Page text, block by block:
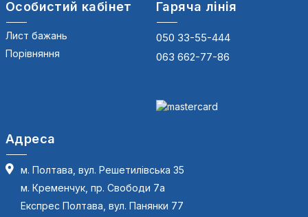
Особистий кабінет
Лист бажань
Порівняння
Гаряча лінія
050 33-55-444
063 662-77-86
Адреса
м. Полтава, вул. Решетилівська 35
м. Кременчук, пр. Свободи 7а
Експрес Полтава, вул. Панянки 77